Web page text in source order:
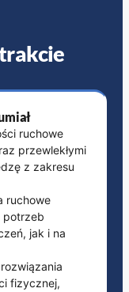
ruchowe
przewlekłymi
z zakresu
ruchowe
potrzeb
jak i na
fizycznej,